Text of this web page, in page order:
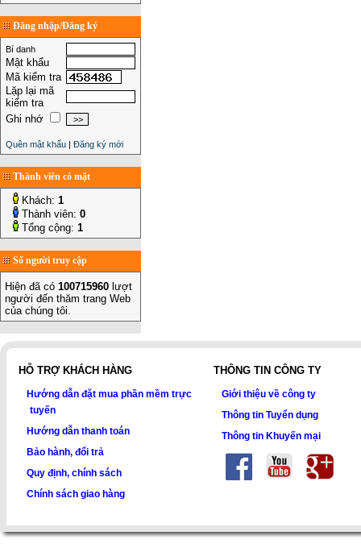
Đăng nhập/Đăng ký
Bí danh
Mật khẩu
Mã kiểm tra
Lặp lại mã
kiểm tra
Ghi nhớ
Quên mật khẩu | Đăng ký mới
Thành viên có mặt
Khách: 1
Thành viên: 0
Tổng cộng: 1
Số người truy cập
Hiện đã có 100715960 lượt
người đến thăm trang Web
của chúng tôi.
HỖ TRỢ KHÁCH HÀNG
Hướng dẫn đặt mua phần mềm trực
tuyến
Hướng dẫn thanh toán
Bảo hành, đổi trả
Quy định, chính sách
Chính sách giao hàng
THÔNG TIN CÔNG TY
Giới thiệu về công ty
Thông tin Tuyển dụng
Thông tin Khuyến mại